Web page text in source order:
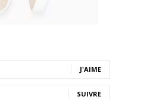
J'AIME
SUIVRE